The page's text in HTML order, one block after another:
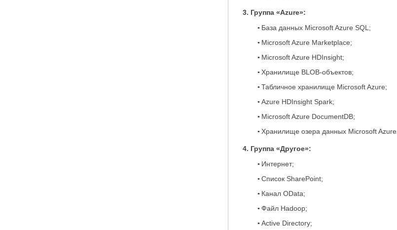
3. Группа «Azure»:
База данных Microsoft Azure SQL;
Microsoft Azure Marketplace;
Microsoft Azure HDInsight;
Хранилище BLOB-объектов;
Табличное хранилище Microsoft Azure;
Azure HDInsight Spark;
Microsoft Azure DocumentDB;
Хранилище озера данных Microsoft Azure.
4. Группа «Другое»:
Интернет;
Список SharePoint;
Канал OData;
Файл Hadoop;
Active Directory;